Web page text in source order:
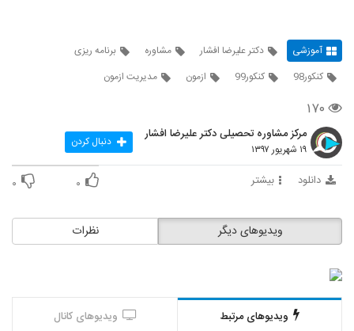
آموزشی دکتر علیرضا افشار مشاوره
برنامه ریزی
کنکور98
کنکور99 ازمون مدیریت ازمون
۱۷۰
مرکز مشاوره تحصیلی دکتر علیرضا افشار
۱۹ شهریور ۱۳۹۷ دنبال کردن
دانلود بیشتر ۰ ۰
نظرات ویدیوهای دیگر
ویدیوهای مرتبط ویدیوهای کانال